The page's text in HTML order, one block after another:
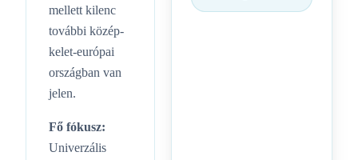
mellett kilenc
további közép-
kelet-európai
országban van
jelen.
Fő fókusz:
Univerzális